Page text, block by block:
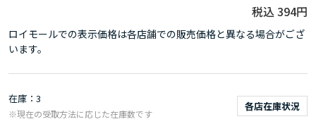
394円
ロイモールでの表示価格は各店舗での販売価格と異なる場合がござ
います。
在庫 3
各店在庫状況
※現在の受取方法に応じた在庫数です